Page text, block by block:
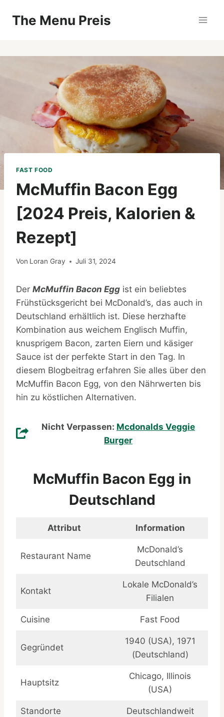
InhaltThe Menu Preis
FAST FOOD
McMuffin Bacon Egg
[2024 Preis, Kalorien &
Rezept]
Von Loran Gray Juli 31, 2024
Der McMuffin Bacon Egg ist ein beliebtes
Frühstücksgericht bei McDonald’s, das auch in
Deutschland erhältlich ist. Diese herzhafte
Kombination aus weichem Englisch Muffin,
knusprigem Bacon, zarten Eiern und käsiger
Sauce ist der perfekte Start in den Tag. In
diesem Blogbeitrag erfahren Sie alles über den
McMuffin Bacon Egg, von den Nährwerten bis
hin zu köstlichen Alternativen.
Nicht Verpassen: Mcdonalds Veggie
Burger
McMuffin Bacon Egg in
Deutschland
Attribut Information
Restaurant Name
McDonald’s
Deutschland
Kontakt
Lokale McDonald’s
Filialen
Cuisine Fast Food
Gegründet
1940 (USA), 1971
(Deutschland)
Hauptsitz
Chicago, Illinois
(USA)
Standorte Deutschlandweit